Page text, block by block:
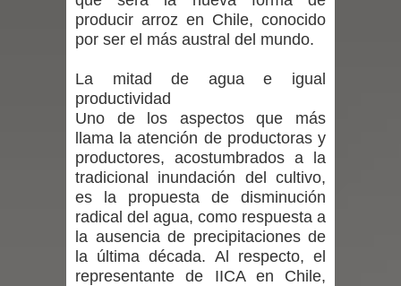
Renuncia del seremi Minvu en el
denuncias por viviendas sociales en
Talca
Diputado Jorge Guzmán rechaza
proyecto de interconexión eléctrica
en la alta cordillera del Maule por su
impacto ambiental
producir arroz en Chile, conocido
por ser el más austral del mundo.
La mitad de agua e igual
productividad
Uno de los aspectos que más
llama la atención de productoras y
productores, acostumbrados a la
tradicional inundación del cultivo,
es la propuesta de disminución
radical del agua, como respuesta a
la ausencia de precipitaciones de
la última década. Al respecto, el
representante de IICA en Chile,